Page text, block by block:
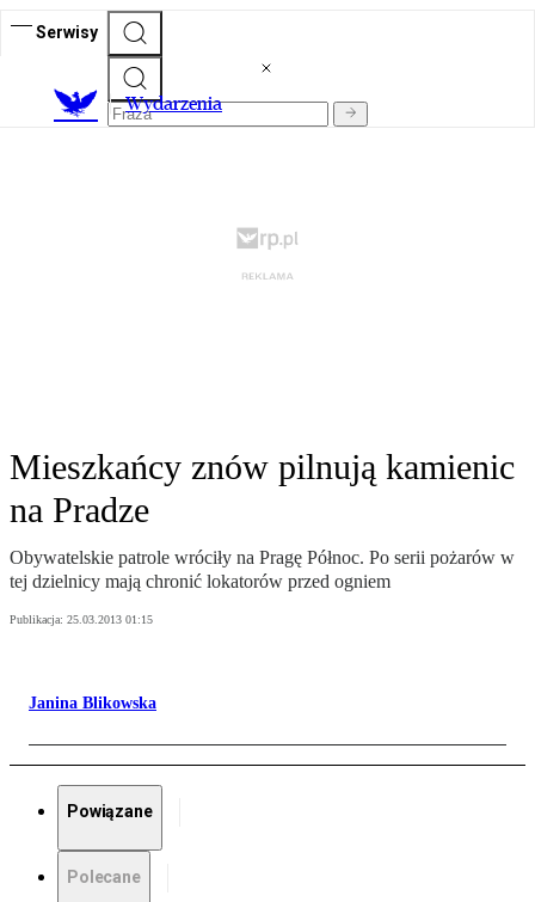
Serwisy
Wydarzenia
Mieszkańcy znów pilnują kamienic
na Pradze
Obywatelskie patrole wróciły na Pragę Północ. Po serii pożarów w
tej dzielnicy mają chronić lokatorów przed ogniem
Publikacja: 25.03.2013 01:15
Janina Blikowska
Powiązane
Polecane